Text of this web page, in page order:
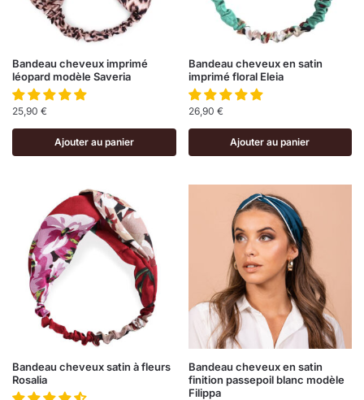
Bandeau cheveux imprimé
léopard modèle Saveria
25,90 €
Ajouter au panier
Bandeau cheveux en satin
imprimé floral Eleia
26,90 €
Ajouter au panier
Bandeau cheveux satin à fleurs
Rosalia
Bandeau cheveux en satin
finition passepoil blanc modèle
Filippa